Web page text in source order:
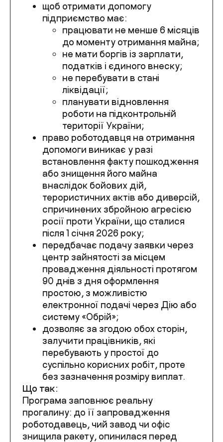
щоб отримати допомогу
підприємство має:
працювати не менше 6 місяців
до моменту отримання майна;
не мати боргів із зарплати,
податків і єдиного внеску;
не перебувати в стані
ліквідації;
планувати відновлення
роботи на підконтрольній
території України;
право роботодавця на отримання
допомоги виникає у разі
встановлення факту пошкодження
або знищення його майна
внаслідок бойових дій,
терористичних актів або диверсій,
спричинених збройною агресією
росії проти України, що сталися
після 1 січня 2026 року;
передбачає подачу заявки через
центр зайнятості за місцем
провадження діяльності протягом
90 днів з дня оформлення
простою, з можливістю
електронної подачі через Дію або
систему «Обрій»;
дозволяє за згодою обох сторін,
залучити працівників, які
перебувають у простої до
суспільно корисних робіт, проте
без зазначення розміру виплат.
Що так:
Програма заповнює реальну
прогалину: до її запровадження
роботодавець, чий завод чи офіс
знищила ракету, опинилася перед